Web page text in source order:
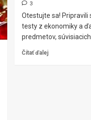
3
Otestujte sa! Pripravili
testy z ekonomiky a
predmetov,
Čítať ďalej